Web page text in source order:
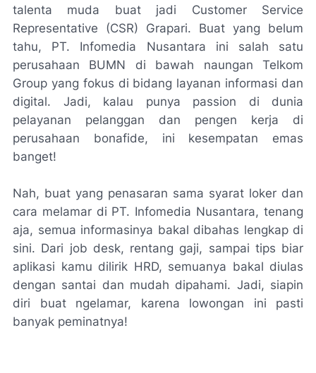
talenta muda buat jadi Customer Service
Representative (CSR) Grapari. Buat yang belum
tahu, PT. Infomedia Nusantara ini salah satu
perusahaan BUMN di bawah naungan Telkom
Group yang fokus di bidang layanan informasi dan
digital. Jadi, kalau punya passion di dunia
pelayanan pelanggan dan pengen kerja di
perusahaan bonafide, ini kesempatan emas
banget!
Nah, buat yang penasaran sama syarat loker dan
cara melamar di PT. Infomedia Nusantara, tenang
aja, semua informasinya bakal dibahas lengkap di
sini. Dari job desk, rentang gaji, sampai tips biar
aplikasi kamu dilirik HRD, semuanya bakal diulas
dengan santai dan mudah dipahami. Jadi, siapin
diri buat ngelamar, karena lowongan ini pasti
banyak peminatnya!